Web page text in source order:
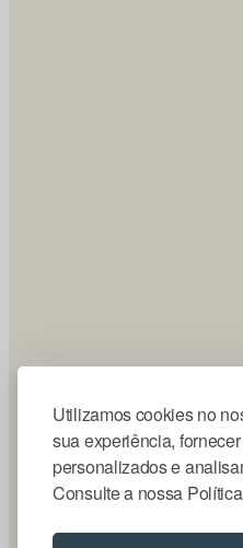
Utilizamos cookies no
sua experiência,
personalizados e
Consulte a nossa